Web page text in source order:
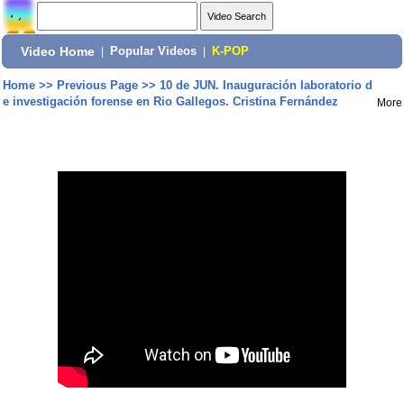
Video Home Popular Videos K-POP
Home>> Previous Page>> 10 de JUN. Inauguración laboratorio d
e investigación forense en Rio Gallegos. Cristina Fernández
More